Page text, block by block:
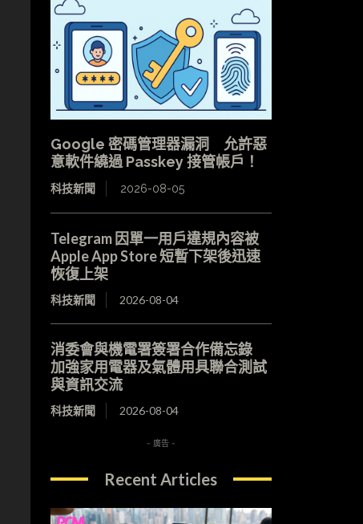
Google 密碼管理器漏洞 允許惡
意軟件繞過 Passkey 接管帳戶！
科技新聞 2026-08-05
Telegram 因單一用戶違規內容被
Apple App Store 短暫下架後迅速
恢復上架
科技新聞 2026-08-04
消委會與機電署簽署合作備忘錄
加強家用電器及氣體用具聯合測試
與資訊交流
科技新聞 2026-08-04
- 廣告 -
Recent Articles